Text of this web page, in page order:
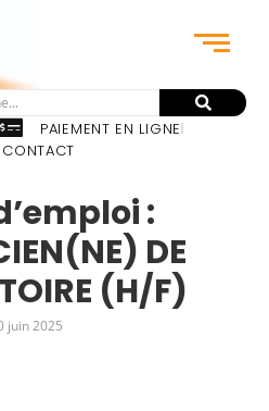
PAIEMENT EN LIGNE
:
DE
(H/F)
juin 2025